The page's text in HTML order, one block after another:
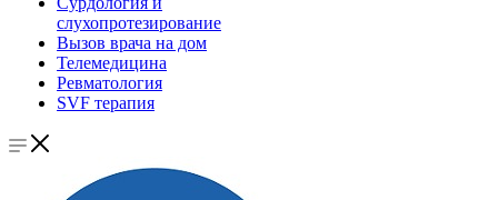
слухопротезирование
Вызов врача на дом
Телемедицина
Ревматология
SVF терапия